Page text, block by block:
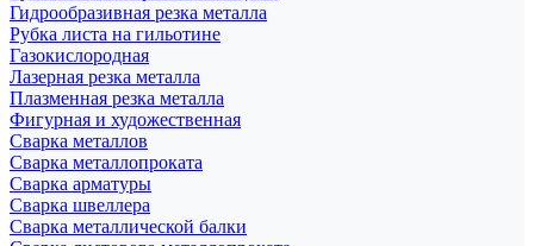
Гидрообразивная резка металла
Рубка листа на гильотине
Газокислородная
Лазерная резка металла
Плазменная резка металла
Фигурная и художественная
Сварка металлов
Сварка металлопроката
Сварка арматуры
Сварка швеллера
Сварка металлической балки